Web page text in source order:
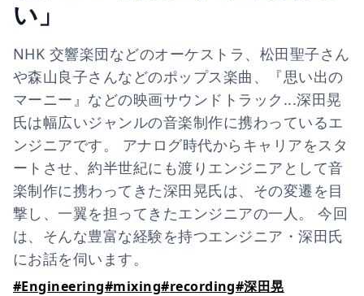
い」
NHK 交響楽団などのオーケストラ、松田聖子さん
や森山良子さんなどのポップス楽曲、『思い出の
マーニー』などの映画サウンドトラック...深田晃
氏は幅広いジャンルの音楽制作に携わっているエ
ンジニアです。 アナログ時代からキャリアをスタ
ートさせ、約半世紀にも渡りエンジニアとして音
楽制作に携わってきた深田晃氏は、その変遷を目
撃し、一翼を担ってきたエンジニアの一人。 今回
は、そんな豊富な経験を持つエンジニア・深田氏
にお話を伺います。
#Engineering#mixing#recording#深田晃